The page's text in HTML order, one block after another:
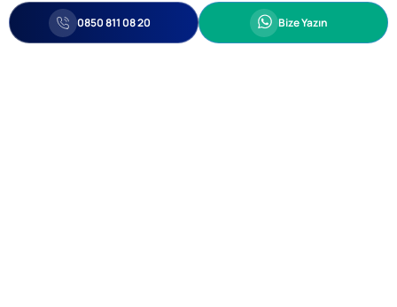
0850 811 08 20 Whatsapp
Bize Yazın
0850 811 08 20